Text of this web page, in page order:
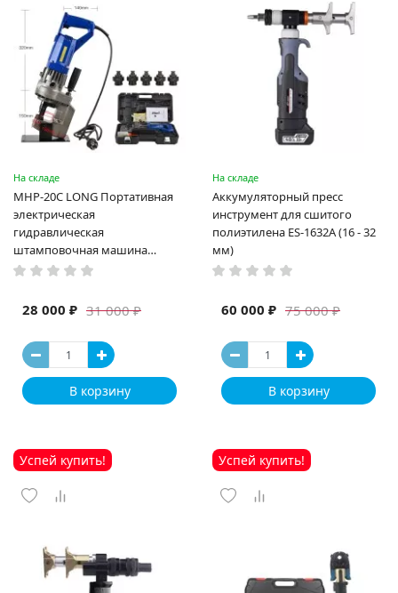
На складе
MHP-20C LONG Портативная
электрическая
гидравлическая
штамповочная машина
высокая мощность и мощный
машина
31 000 ₽
28 000 ₽
В корзину
На складе
Аккумуляторный пресс
инструмент для сшитого
полиэтилена ES-1632A (16 - 32
мм)
75 000 ₽
60 000 ₽
В корзину
Успей купить! Успей купить!